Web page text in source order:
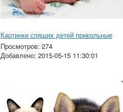
Картинки спящих детей прикольные
Просмотров: 274
Добавлено: 2015-05-15 11:30:01